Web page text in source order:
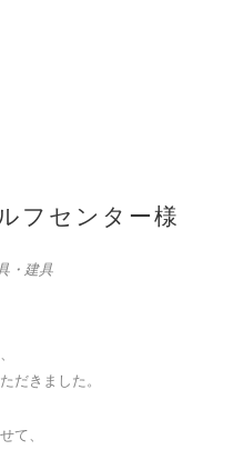
フセンター様
・建具
だきました。
て、